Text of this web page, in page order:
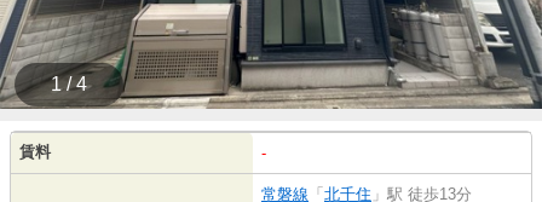
1 / 4
賃料 -
常磐線 「北千住 」駅 徒歩13分